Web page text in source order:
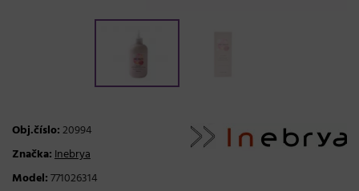
Obj.číslo:20994
Značka:Inebrya
Model:771026314